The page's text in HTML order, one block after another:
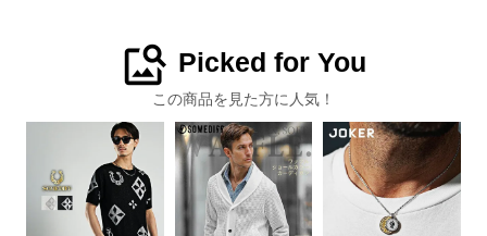
image_search Picked for You
この商品を見た方に人気！